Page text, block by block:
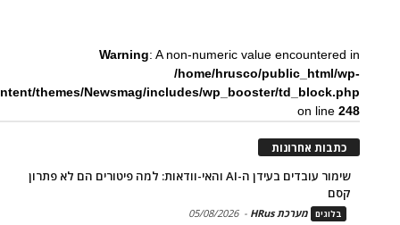
Warning: A non-numeric value encountered in
/home/hrusco/public_html/wp-
themes/Newsmag/includes/wp_booster/td_block.php
on line248
כתבות אחרונות
שימור עובדים בעידן ה-AI והאי-וודאות: למה פיטורים הם לא פתרון
קסם
בלוגים מערכת HRus -
05/08/2026